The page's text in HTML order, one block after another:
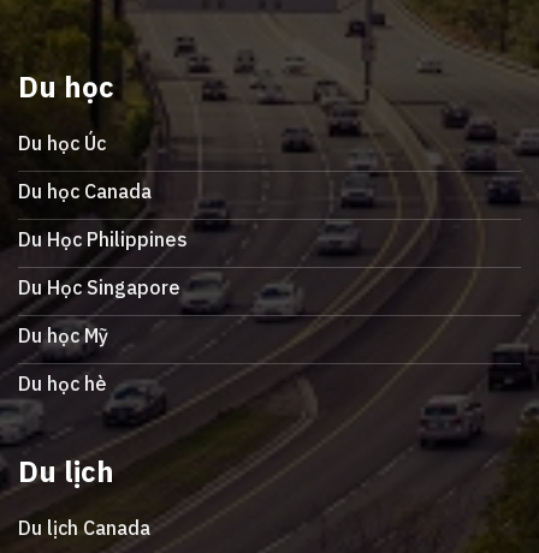
Du học
Du học Úc
Du học Canada
Du Học Philippines
Du Học Singapore
Du học Mỹ
Du học hè
Du lịch
Du lịch Canada